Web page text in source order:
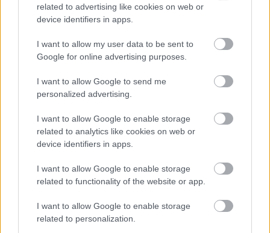
related to advertising like cookies on web or
device identifiers in apps.
I want to allow my user data to be sent to
Google for online advertising purposes.
I want to allow Google to send me
personalized advertising.
I want to allow Google to enable storage
related to analytics like cookies on web or
device identifiers in apps.
I want to allow Google to enable storage
related to functionality of the website or app.
I want to allow Google to enable storage
related to personalization.